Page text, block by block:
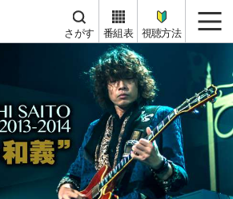
TBS チャンネル
さがす 番組表 視聴方法